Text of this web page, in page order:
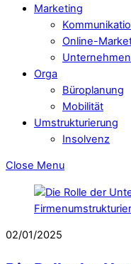
Marketing
Online-
Orga
Büroplanung
Mobilität
Umstrukturierung
Insolvenz
Close Menu
02/01/2025